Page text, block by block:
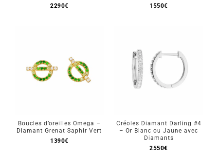
2290€
1550€
Boucles d’oreilles Omega –
Diamant Grenat Saphir Vert
1390€
Créoles Diamant Darling #4
– Or Blanc ou Jaune avec
Diamants
2550€